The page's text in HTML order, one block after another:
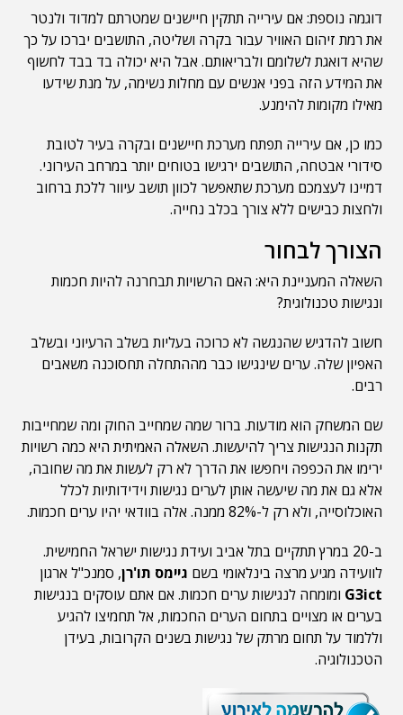
דוגמה נוספת: אם עירייה תתקין חיישנים שמטרתם למדוד ולנטר
את רמת זיהום האוויר עבור בקרה ושליטה, התושבים יברכו על כך
שהיא דואגת לשלומם ולבריאותם. אבל היא יכולה בד בבד לחשוף
את המידע הזה בפני אנשים עם מחלות נשימה, על מנת שידעו
מאילו מקומות להימנע.
כמו כן, אם עירייה תפתח מערכת חיישנים ובקרה בעיר לטובת
סידורי אבטחה, התושבים ירגישו בטוחים יותר במרחב העירוני.
דמיינו לעצמכם מערכת שתאפשר לכוון תושב עיוור ללכת ברחוב
ולחצות כבישים ללא צורך בכלב נחייה.
הצורך לבחור
השאלה המעניינת היא: האם הרשויות תבחרנה להיות חכמות
ונגישות טכנולוגית?
חשוב להדגיש שהנגשה לא כרוכה בעליות בשלב הרעיוני ובשלב
האפיון שלה. ערים שינגישו כבר מההתחלה תחסוכנה משאבים
רבים.
שם המשחק הוא מודעות. ברור שמה שמחייב החוק ומה שמחייבות
תקנות הנגישות צריך להיעשות. השאלה האמיתית היא כמה רשויות
ירימו את הכפפה ויחפשו את הדרך לא רק לעשות את מה שחובה,
אלא גם את מה שיעשה אותן לערים נגישות וידידותיות לכלל
האוכלוסייה, ולא רק ל-82% ממנה. אלה בוודאי יהיו ערים חכמות.
ב-20 במרץ תתקיים בתל אביב ועידת נגישות ישראל החמישית.
לוועידה מגיע מרצה בינלאומי בשם גיימס תו'רן, סמנכ"ל ארגון
G3ict ומומחה לנגישות ערים חכמות. אם אתם עוסקים בנגישות
בערים או מצויים בתחום הערים החכמות, אל תחמיצו להגיע
וללמוד על תחום מרתק של נגישות בשנים הקרובות, בעידן
הטכנולוגיה.